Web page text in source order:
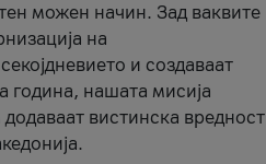
можен начин. Зад ваквите
на
и создаваат
година, нашата мисија
вистинска вредност